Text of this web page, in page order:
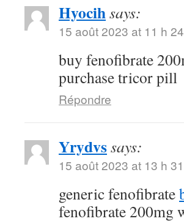
Hyocihsays:
15 août 2023 at 11 h
buy fenofibrate
purchase tricor pill
Répondre
Yrydvssays:
15 août 2023 at 13 h
generic fenofibrate
fenofibrate 200mg